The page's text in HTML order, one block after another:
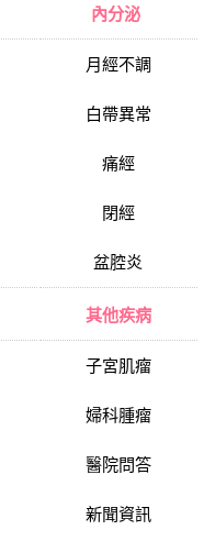
內分泌
月經不調
白帶異常
痛經
閉經
盆腔炎
其他疾病
子宮肌瘤
婦科腫瘤
醫院問答
新聞資訊